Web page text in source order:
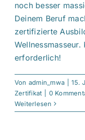
noch besser
Deinem Beruf
zertifizierte
Wellnessmasseur.
erforderlich!
Von admin_mwa 15.
Zertifikat
0
Weiterlesen